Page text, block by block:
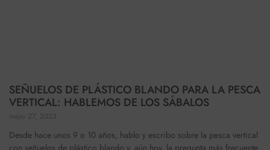
SEÑUELOS DE PLÁSTICO BLANDO PARA LA PESCA
VERTICAL: HABLEMOS DE LOS SÁBALOS
mayo 27, 2023
Desde hace unos 9 o 10 años, hablo y escribo sobre la pesca vertical
con señuelos de plástico blando y, aún hoy, la pregunta más frecuente